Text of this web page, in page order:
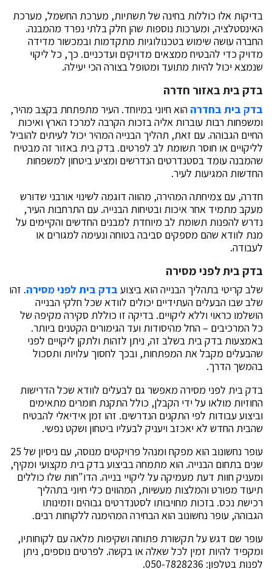
בדיקות אלו כוללות בחינה של תשתיות, מערכת החשמל, מערכת
האינסטלציה, ומערכות נוספות שהן חלק בלתי נפרד מהמבנה.
החברה עושה שימוש בטכנולוגיות מתקדמות ובמכשור מדידה
מדויק כדי להבטיח ממצאים מדויקים ועדכניים. כך, כל ליקוי
שנמצא יכול להיות מתועד ומטופל בצורה הכי יעילה.
בדק בית באזור חדרה
בדק בית בחדרההוא חיוני במיוחד. העיר מתפתחת בקצב מהיר,
ומשפחות רבות עוברות אליה בזכות הקרבה למרכז הארץ ואיכות
החיים הגבוהה. עם זאת, תהליך הבנייה המהיר יכול לעיתים להוביל
לליקויים או חוסר תשומת לב לפרטים. בדק בית באזור זה מבטיח
שהמבנה עומד בסטנדרטים הנדרשים ומציע ביטחון למשפחות
החדשות המגיעות לעיר.
חדרה, עם צמיחתה המהירה, מהווה דוגמה לשינוי אורבני שדורש
מעקב מתמיד אחר איכות ובטיחות הבנייה. עם התרחבות העיר,
נדרש להפנות תשומת לב מיוחדת למבנים החדשים והקיימים על
מנת לוודא שהם מספקים סביבה בטוחה ונעימה למגורים או
לעבודה.
בדק בית לפני מסירה
שלב קריטי בתהליך הבנייה הוא ביצוע בדק בית לפני מסירה. זהו
שלב שבו הבעלים העתידיים יכולים לוודא שכל חלקי הבנייה
הושלמו כראוי וללא ליקויים. בדיקה זו כוללת סקירה מקיפה של
כל המרכיבים – החל מהיסודות ועד הגימורים הקטנים ביותר.
באמצעות בדק בית בשלב זה, ניתן לזהות ולתקן ליקויים לפני
שהבעלים מקבל את המפתחות, ובכך לחסוך עלויות ותסכול
בהמשך הדרך.
בדק בית לפני מסירה מאפשר גם לבעלים לוודא שכל הדרישות
החוזיות מולאו על ידי הקבלן, כולל התקנת חומרים מתאימים
וביצוע עבודות לפי התקנים הנדרשים. זהו זמן אידיאלי להבטיח
שהבית החדש לא יאכזב ויעניק לבעליו ביטחון ושקט נפשי.
עופר נחשונוב הוא מפקח ומנהל פרויקטים מנוסה, עם ניסיון של 25
שנים בתחום הבנייה. הוא מתמחה בביצוע בדק בית מקצועי ומקיף,
ומעניק חוות דעת מעמיקה על ליקויי בנייה. הדו"חות שלו כוללים
תיעוד מפורט והמלצות מעשיות, המהווים כלי חיוני בתהליך
רכישת נכס. בזכות מחויבותו לסטנדרטים גבוהים וזמינותו
הגבוהה, עופר נחשונוב הוא הבחירה המהימנה ללקוחות רבים.
עופר שם דגש על תקשורת פתוחה ושקיפות מלאה עם לקוחותיו,
ומקפיד להיות זמין לכל שאלה או בקשה. לפרטים נוספים, ניתן
לפנות בטלפון: 050-7828236.